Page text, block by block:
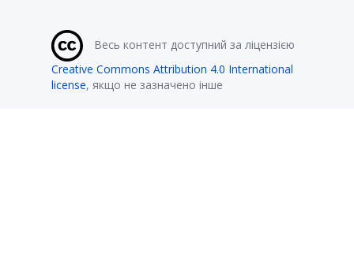
Весь контент доступний за ліцензією
Creative Commons Attribution 4.0 International
license, якщо не зазначено інше